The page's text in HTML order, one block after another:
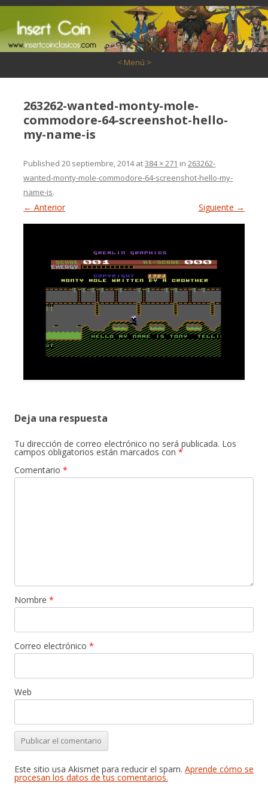
< Menú >
263262-wanted-monty-mole-
commodore-64-screenshot-hello-
my-name-is
Published20 septiembre, 2014at384 × 271 in263262-
wanted-monty-mole-commodore-64-screenshot-hello-my-
name-is.
← Anterior Siguiente →
Deja una respuesta
Tu dirección de correo electrónico no será publicada. Los
campos obligatorios están marcados con *
Comentario *
Nombre *
Correo electrónico *
Web
Este sitio usa Akismet para reducir el spam. Aprende cómo se
procesan los datos de tus comentarios.